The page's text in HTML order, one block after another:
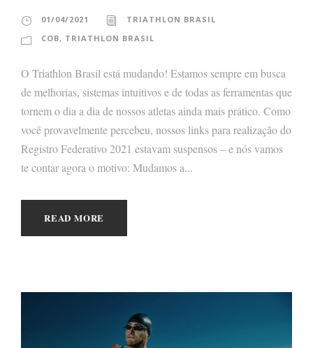
01/04/2021
TRIATHLON BRASIL
COB, TRIATHLON BRASIL
O Triathlon Brasil está mudando! Estamos sempre em busca
de melhorias, sistemas intuitivos e de todas as ferramentas que
tornem o dia a dia de nossos atletas ainda mais prático. Como
você provavelmente percebeu, nossos links para realização do
Registro Federativo 2021 estavam suspensos – e nós vamos
te contar agora o motivo: Mudamos a...
READ MORE